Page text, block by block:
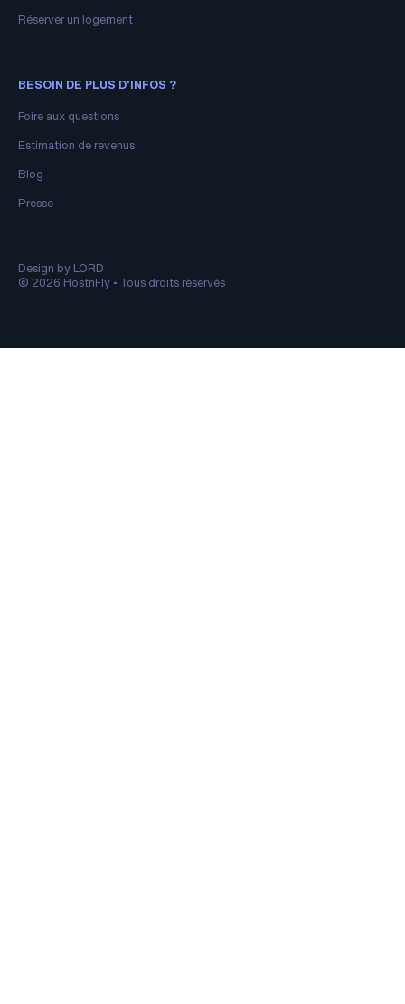
Réserver un logement
BESOIN DE PLUS D'INFOS ?
Foire aux questions
Estimation de revenus
Blog
Presse
Design by LORD
© 2026 HostnFly • Tous droits réservés